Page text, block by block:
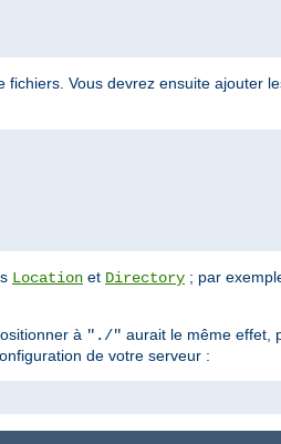
Vous devrez ensuite ajouter
Location et Directory ; par
à "./" aurait le même effet,
de votre serveur :